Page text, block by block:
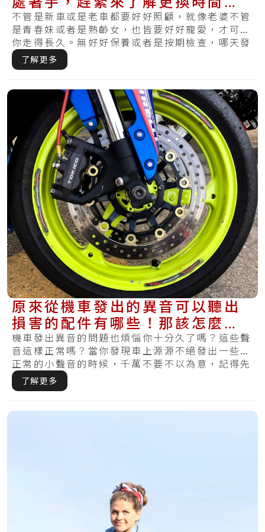
基本的保養方式
不管是新車或是老車都要好好照顧，就像老婆不管
是青春妹或者是熟齡女，也皆要好好寵愛，才可陪
你走得長久。無好好保養或者是按期檢查，哪天發
覺損.....
了解更多
原來從機車發出的異音可以聽出
損害的配件有哪些！那該怎麼維
修讓它不會又出聲呢？
機車發出異音的問題也煩惱你十分久了嗎？這些聲
音這樣正常嗎？當你發現車上源源不絕發出一些不
正常的小聲音的時候，千萬不要不以為意，記得先
去機.....
了解更多